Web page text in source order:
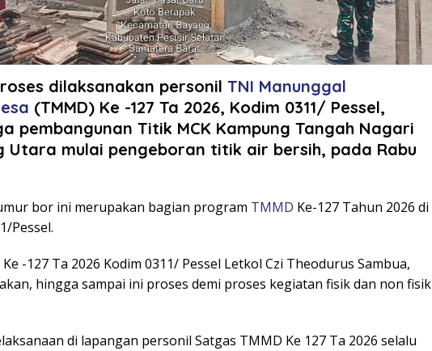
dilaksanakan personil TNI Manunggal
(TMMD) Ke -127 Ta 2026, Kodim 0311/ Pessel,
pembangunan Titik MCK Kampung Tangah Nagari
Utara mulai pengeboran titik air bersih, pada Rabu
bor ini merupakan bagian program TMMD Ke-127 Tahun 2026 di
Pessel.
-127 Ta 2026 Kodim 0311/ Pessel Letkol Czi Theodurus Sambua,
hingga sampai ini proses demi proses kegiatan fisik dan non fisik
di lapangan personil Satgas TMMD Ke 127 Ta 2026 selalu